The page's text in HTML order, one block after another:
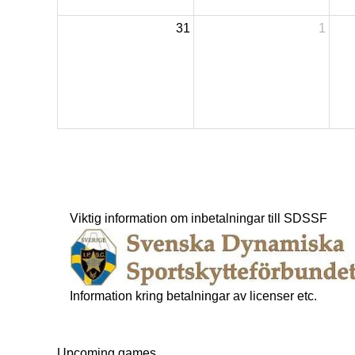
31 1
Viktig information om inbetalningar till SDSSF
Information kring betalningar av licenser etc.